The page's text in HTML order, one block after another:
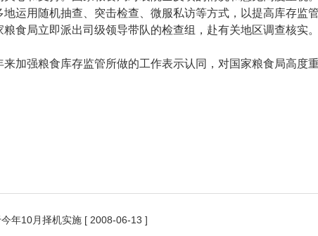
运用随机抽查、突击检查、微服私访等方式，以提高库存监
食局立即派出司级领导带队的检查组，赴有关地区调查核实。
强粮食库存监管所做的工作表示认同，对国家粮食局高度
年10月择机实施 [ 2008-06-13 ]